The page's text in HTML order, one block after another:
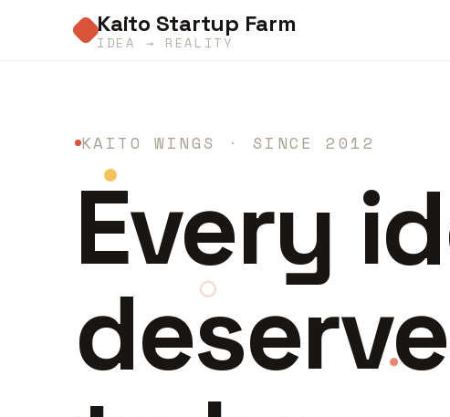
Kaito Startup Farm
IDEA → REALITY
KAITO WINGS · SINCE 2012
Every